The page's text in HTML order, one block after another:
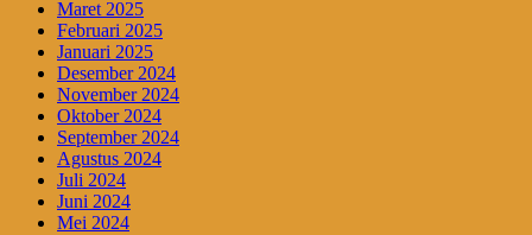
Maret 2025
Februari 2025
Januari 2025
Desember 2024
November 2024
Oktober 2024
September 2024
Agustus 2024
Juli 2024
Juni 2024
Mei 2024